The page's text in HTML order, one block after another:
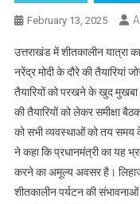
February 13, 2025
उत्तराखंड में शीतकालीन यात्रा
नरेंद्र मोदी के दौरे की तैयारियां
तैयारियों को परखने के खुद मुखबा
की तैयारियों को लेकर समीक्षा
को सभी व्यवस्थाओं को तय समय
ने कहा कि प्रधानमंत्री का यह
करने का अमूल्य अवसर है।
शीतकालीन पर्यटन की